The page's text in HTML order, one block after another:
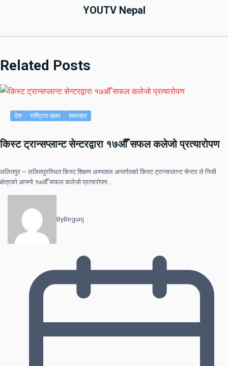
YOUTV Nepal
Related Posts
देश राष्ट्रिय खबर समाचार
किस्ट ट्रान्सप्लान्ट सेन्टरद्वारा १७औँ सफल कलेजो प्रत्यारोपण
ललितपुर – ललितपुरस्थित किस्ट शिक्षण अस्पताल अन्तर्गतको किस्ट ट्रान्सप्लान्ट सेन्टर ले निजी
क्षेत्रको आफ्नो १७औँ सफल कलेजो प्रत्यारोपण…
ByBirgunj